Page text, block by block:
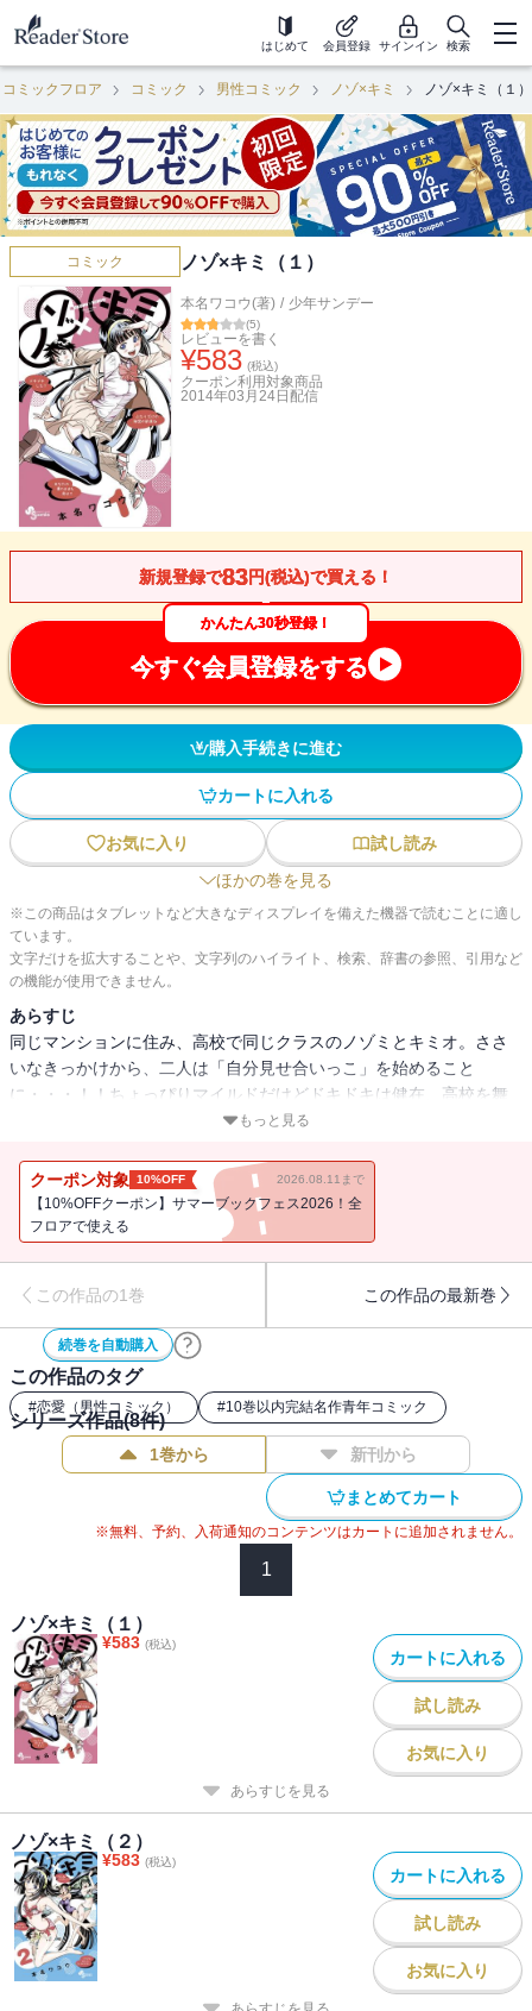
はじめて 会員登録 サインイン 検索
コミックフロア コミック 男性コミック ノゾ×キミ ノゾ×キミ（１）
コミック ノゾ×キミ（１）
本名ワコウ(著) / 少年サンデー
(5)
レビューを書く
¥583 (税込)
クーポン利用対象商品
2014年03月24日 配信
新規登録で83円(税込)で買える！
かんたん30秒登録！
今すぐ会員登録をする
購入手続きに進む
カートに入れる
お気に入り
試し読み
ほかの巻を見る
※この商品はタブレットなど大きなディスプレイを備えた機器で読むことに適し
ています。
文字だけを拡大することや、文字列のハイライト、検索、辞書の参照、引用など
の機能が使用できません。
あらすじ
同じマンションに住み、高校で同じクラスのノゾミとキミオ。ささ
いなきっかけから、二人は「自分見せ合いっこ」を始めること
に・・・！！ちょっぴりマイルドだけどドキドキは健在、高校を舞
台に繰り広げられる、もうひとつの覗き合いライフ──ちょっと“覗き
ナ』スピンアウトシリーズ、ここに誕生！！
もっと見る
クーポン対象 10%OFF 2026.08.11まで
【10%OFFクーポン】サマーブックフェス2026！全
フロアで使える
この作品の1巻 この作品の最新巻
続巻を自動購入
この作品のタグ
#恋愛（男性コミック） #10巻以内完結名作青年コミック
シリーズ作品(8件)
1巻から 新刊から
まとめてカート
※無料、予約、入荷通知のコンテンツはカートに追加されません。
1
ノゾ×キミ（１）
¥583 (税込)
カートに入れる
試し読み
お気に入り
あらすじを見る
ノゾ×キミ（２）
¥583 (税込)
カートに入れる
試し読み
お気に入り